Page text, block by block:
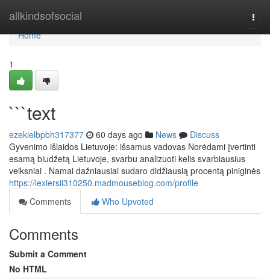
allkindsofsocial
Home
Home
1
```text
ezekielbpbh317377 60 days ago News
Discuss
Gyvenimo išlaidos Lietuvoje: išsamus vadovas Norėdami įvertinti
esamą biudžetą Lietuvoje, svarbu analizuoti kelis svarbiausius
veiksniai . Namai dažniausiai sudaro didžiausią procentą piniginės
https://lexiersii310250.madmouseblog.com/profile
Comments
Who Upvoted
Comments
Submit a Comment
No HTML